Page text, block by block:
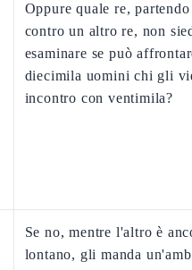
Oppure quale re,
contro un altro re, non
esaminare se può
diecimila uomini chi gli
incontro con ventimila?
Se no, mentre l'altro è
lontano, gli manda